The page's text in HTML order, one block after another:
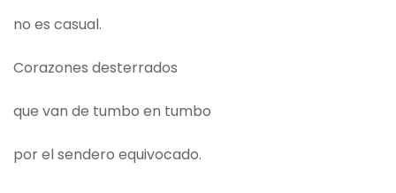
no es casual.
Corazones desterrados
que van de tumbo en tumbo
por el sendero equivocado.